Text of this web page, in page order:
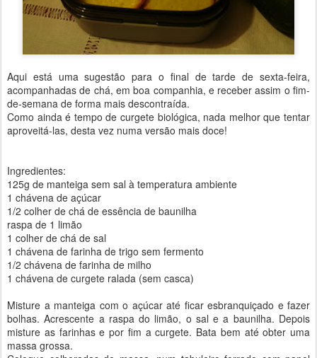
Aqui está uma sugestão para o final de tarde de sexta-feira,
acompanhadas de chá, em boa companhia, e receber assim o fim-
de-semana de forma mais descontraída.
Como ainda é tempo de curgete biológica, nada melhor que tentar
aproveitá-las, desta vez numa versão mais doce!
Ingredientes:
125g de manteiga sem sal à temperatura ambiente
1 chávena de açúcar
1/2 colher de chá de essência de baunilha
raspa de 1 limão
1 colher de chá de sal
1 chávena de farinha de trigo sem fermento
1/2 chávena de farinha de milho
1 chávena de curgete ralada (sem casca)
Misture a manteiga com o açúcar até ficar esbranquiçado e fazer
bolhas. Acrescente a raspa do limão, o sal e a baunilha. Depois
misture as farinhas e por fim a curgete. Bata bem até obter uma
massa grossa.